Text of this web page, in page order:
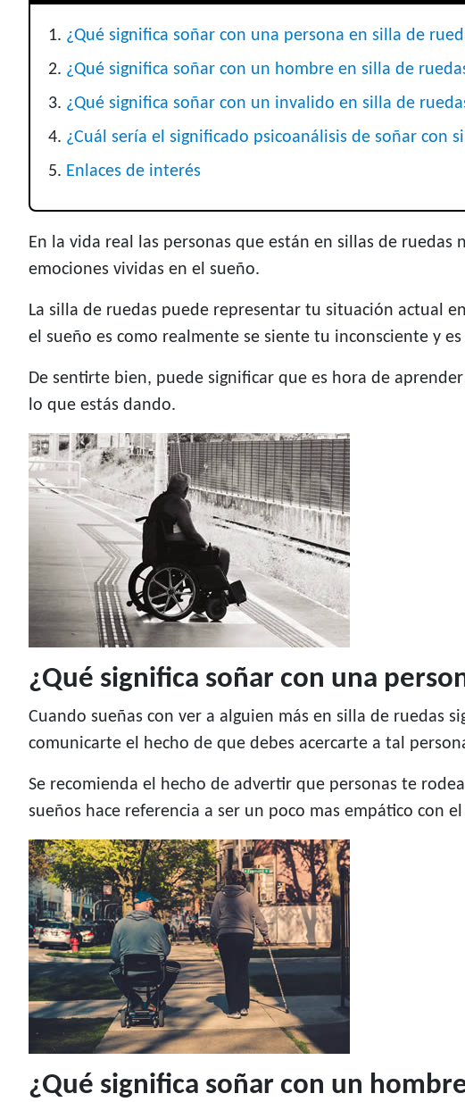
¿Qué significa soñar con una persona en silla de
¿Qué significa soñar con un hombre en silla de
¿Qué significa soñar con un invalido en silla de
¿Cuál sería el significado psicoanálisis de soñar con
Enlaces de interés
En la vida real las personas que están en sillas de
emociones vividas en el sueño.
La silla de ruedas puede representar tu situación actual
el sueño es como realmente se siente tu inconsciente y
De sentirte bien, puede significar que es hora de
lo que estás dando.
¿Qué significa soñar con una
Cuando sueñas con ver a alguien más en silla de ruedas
comunicarte el hecho de que debes acercarte a tal
Se recomienda el hecho de advertir que personas te
sueños hace referencia a ser un poco mas empático con
¿Qué significa soñar con un